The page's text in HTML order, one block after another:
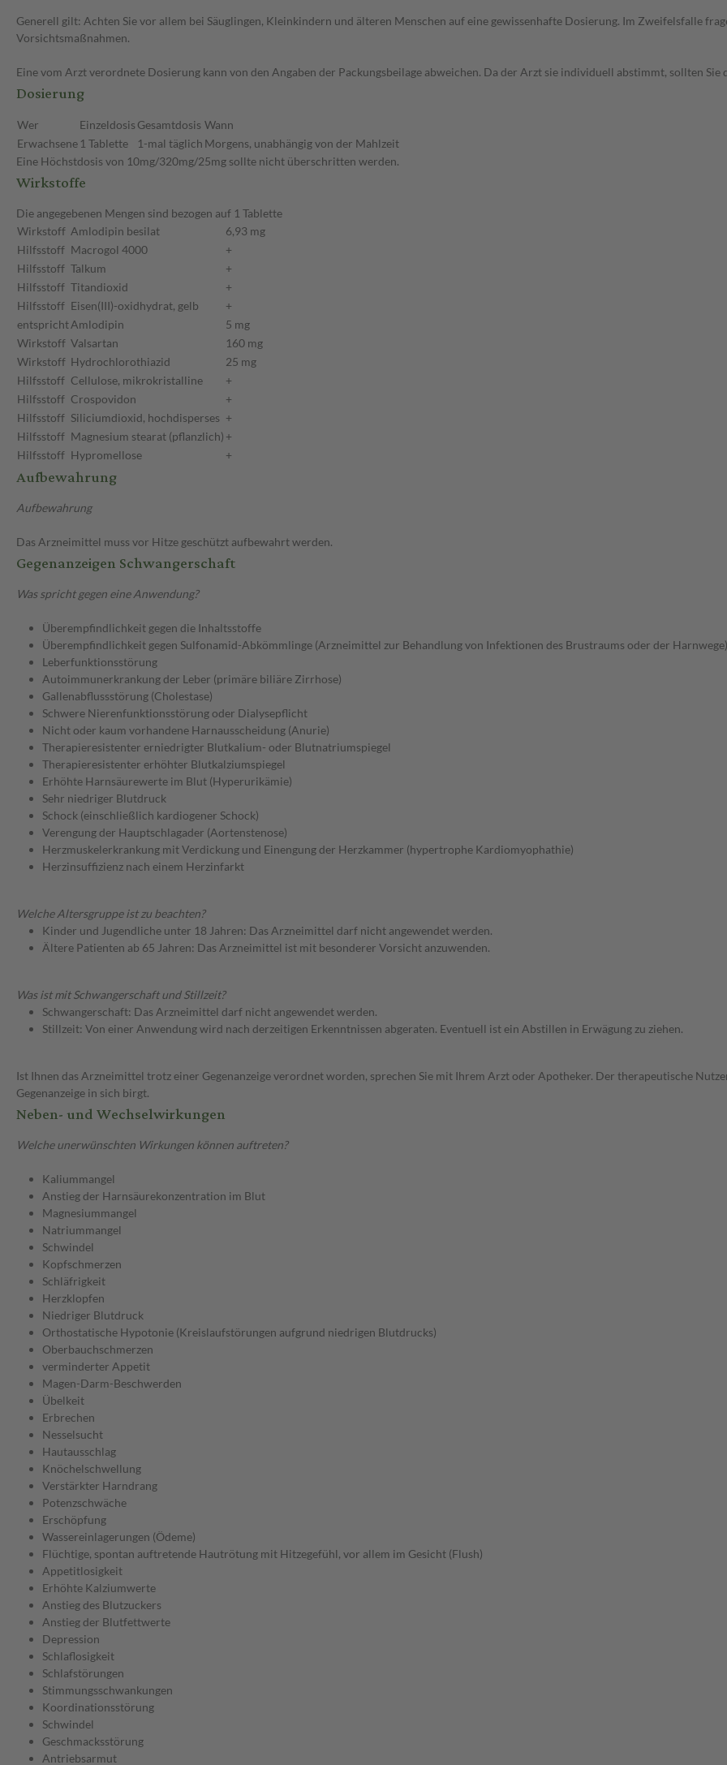
Generell gilt: Achten Sie vor allem bei Säuglingen, Kleinkindern und älteren Menschen auf eine gewissenhafte Dosierung. Im Zweifelsfalle
Vorsichtsmaßnahmen.
Eine vom Arzt verordnete Dosierung kann von den Angaben der Packungsbeilage abweichen. Da der Arzt sie individuell abstimmt, sollten
Dosierung
Wer Einzeldosis Gesamtdosis Wann
Erwachsene 1 Tablette 1-mal täglich Morgens, unabhängig von der Mahlzeit
Eine Höchstdosis von 10mg/320mg/25mg sollte nicht überschritten werden.
Wirkstoffe
Die angegebenen Mengen sind bezogen auf 1 Tablette
Wirkstoff Amlodipin besilat
6,93 mg
Hilfsstoff Macrogol 4000
+
Hilfsstoff Talkum
+
Hilfsstoff Titandioxid
+
Hilfsstoff Eisen(III)-oxidhydrat, gelb
+
entsprichtAmlodipin
5 mg
Wirkstoff Valsartan
160 mg
Wirkstoff Hydrochlorothiazid
25 mg
Hilfsstoff Cellulose, mikrokristalline
+
Hilfsstoff Crospovidon
+
Hilfsstoff Siliciumdioxid, hochdisperses +
Hilfsstoff Magnesium stearat (pflanzlich) +
Hilfsstoff Hypromellose +
Aufbewahrung
Aufbewahrung
Das Arzneimittel muss vor Hitze geschützt aufbewahrt werden.
Gegenanzeigen Schwangerschaft
Was spricht gegen eine Anwendung?
Überempfindlichkeit gegen die Inhaltsstoffe
Überempfindlichkeit gegen Sulfonamid-Abkömmlinge (Arzneimittel zur Behandlung von Infektionen des Brustraums oder der Harnwege)
Leberfunktionsstörung
Autoimmunerkrankung der Leber (primäre biliäre Zirrhose)
Gallenabflussstörung (Cholestase)
Schwere Nierenfunktionsstörung oder Dialysepflicht
Nicht oder kaum vorhandene Harnausscheidung (Anurie)
Therapieresistenter erniedrigter Blutkalium- oder Blutnatriumspiegel
Therapieresistenter erhöhter Blutkalziumspiegel
Erhöhte Harnsäurewerte im Blut (Hyperurikämie)
Sehr niedriger Blutdruck
Schock (einschließlich kardiogener Schock)
Verengung der Hauptschlagader (Aortenstenose)
Herzmuskelerkrankung mit Verdickung und Einengung der Herzkammer (hypertrophe Kardiomyophathie)
Herzinsuffizienz nach einem Herzinfarkt
Welche Altersgruppe ist zu beachten?
Kinder und Jugendliche unter 18 Jahren: Das Arzneimittel darf nicht angewendet werden.
Ältere Patienten ab 65 Jahren: Das Arzneimittel ist mit besonderer Vorsicht anzuwenden.
Was ist mit Schwangerschaft und Stillzeit?
Schwangerschaft: Das Arzneimittel darf nicht angewendet werden.
Stillzeit: Von einer Anwendung wird nach derzeitigen Erkenntnissen abgeraten. Eventuell ist ein Abstillen in Erwägung zu ziehen.
Ist Ihnen das Arzneimittel trotz einer Gegenanzeige verordnet worden, sprechen Sie mit Ihrem Arzt oder Apotheker. Der therapeutische
Gegenanzeige in sich birgt.
Neben- und Wechselwirkungen
Welche unerwünschten Wirkungen können auftreten?
Kaliummangel
Anstieg der Harnsäurekonzentration im Blut
Magnesiummangel
Natriummangel
Schwindel
Kopfschmerzen
Schläfrigkeit
Herzklopfen
Niedriger Blutdruck
Orthostatische Hypotonie (Kreislaufstörungen aufgrund niedrigen Blutdrucks)
Oberbauchschmerzen
verminderter Appetit
Magen-Darm-Beschwerden
Übelkeit
Erbrechen
Nesselsucht
Hautausschlag
Knöchelschwellung
Verstärkter Harndrang
Potenzschwäche
Erschöpfung
Wassereinlagerungen (Ödeme)
Flüchtige, spontan auftretende Hautrötung mit Hitzegefühl, vor allem im Gesicht (Flush)
Appetitlosigkeit
Erhöhte Kalziumwerte
Anstieg des Blutzuckers
Anstieg der Blutfettwerte
Depression
Schlaflosigkeit
Schlafstörungen
Stimmungsschwankungen
Koordinationsstörung
Schwindel
Geschmacksstörung
Antriebsarmut